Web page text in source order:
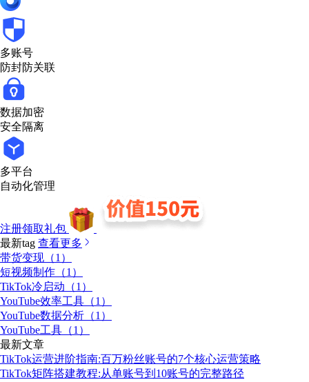
多账号
防封防关联
数据加密
安全隔离
多平台
自动化管理
注册领取礼包
最新tag 查看更多
带货变现（1）
短视频制作（1）
TikTok冷启动（1）
YouTube效率工具（1）
YouTube数据分析（1）
YouTube工具（1）
最新文章
TikTok运营进阶指南:百万粉丝账号的7个核心运营策略
TikTok矩阵搭建教程:从单账号到10账号的完整路径